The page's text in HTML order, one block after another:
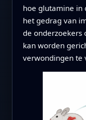
hoe glutamine in
het gedrag van
de onderzoekers
kan worden
verwondingen te